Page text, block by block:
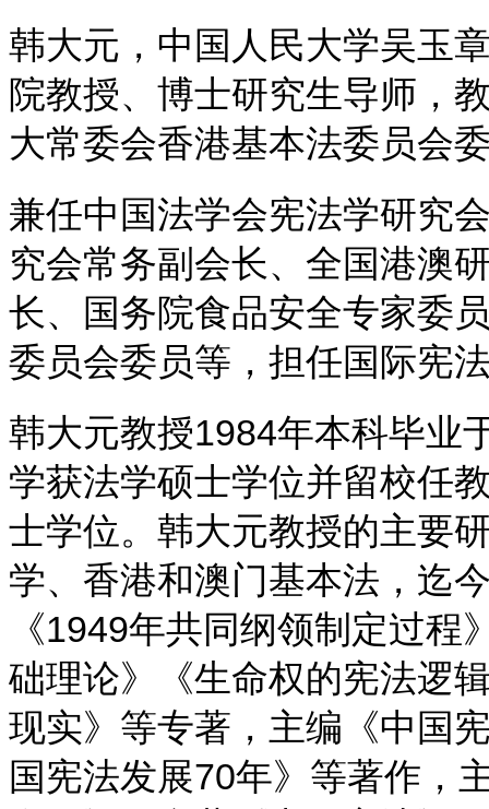
韩大元， 中国人民大学吴玉
院教授、博士研究生导师，
大常委会香港基本法委员会
兼任中国法学会宪法学研究
究会常务副会长、全国港澳
长、国务院食品安全专家委
委员会委员等，担任国际宪
韩大元教授1984年本科毕业
学获法学硕士学位并留校任
士学位。韩大元教授的主要
学、香港和澳门基本法，迄
《1949年共同纲领制定过程
础理论》《生命权的宪法逻
现实》等专著，主编《中国
国宪法发展70年》等著作，